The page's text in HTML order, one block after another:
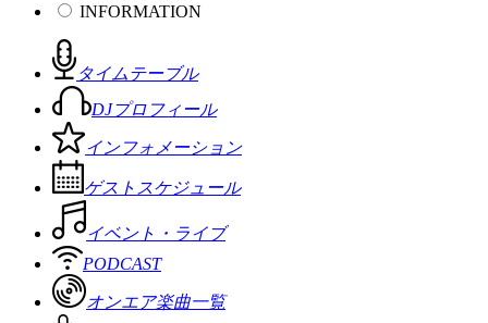
INFORMATION
タイムテーブル
DJプロフィール
インフォメーション
ゲストスケジュール
イベント・ライブ
PODCAST
オンエア楽曲一覧